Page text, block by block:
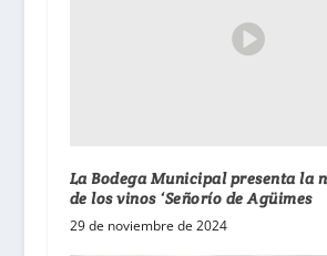
La Bodega Municipal presenta la
de los vinos ‘Señorío de Agüimes
29 de noviembre de 2024